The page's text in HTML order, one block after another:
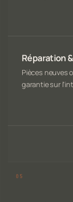
Réparation
Pièces neuves
garantie sur